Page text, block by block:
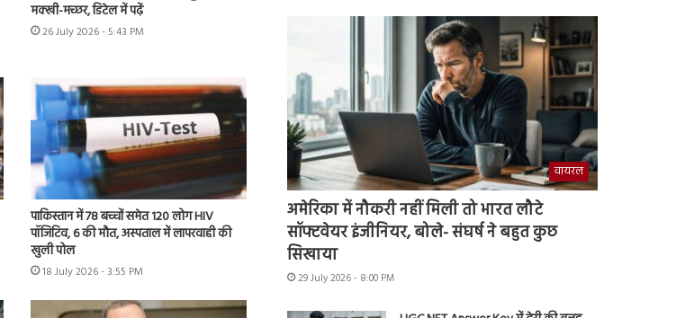
मक्खी-मच्छर, डिटेल में पढ़ें
26 July 2026 - 5:43 PM
पाकिस्तान में 78 बच्चों समेत 120 लोग HIV
पॉजिटिव, 6 की मौत, अस्पताल में लापरवाही की
खुली पोल
18 July 2026 - 3:55 PM
वायरल
अमेरिका में नौकरी नहीं मिली तो भारत लौटे
सॉफ्टवेयर इंजीनियर, बोले- संघर्ष ने बहुत कुछ
सिखाया
29 July 2026 - 8:00 PM